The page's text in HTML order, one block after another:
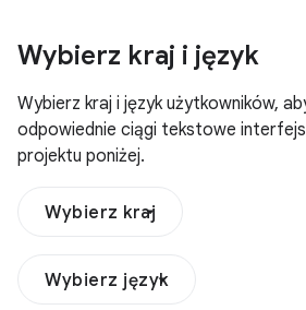
Wybierz kraj i język
Wybierz kraj i język użytkowników,
odpowiednie ciągi tekstowe
projektu poniżej.
Wybierz kraj
Wybierz język